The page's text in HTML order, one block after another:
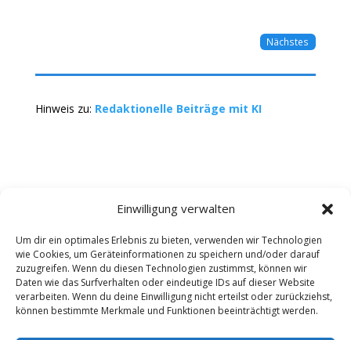
Einwilligung verwalten
Um dir ein optimales Erlebnis zu bieten, verwenden wir Technologien
wie Cookies, um Geräteinformationen zu speichern und/oder darauf
zuzugreifen. Wenn du diesen Technologien zustimmst, können wir
Daten wie das Surfverhalten oder eindeutige IDs auf dieser Website
verarbeiten. Wenn du deine Einwilligung nicht erteilst oder zurückziehst,
können bestimmte Merkmale und Funktionen beeinträchtigt werden.
Nächstes
Hinweis zu: Redaktionelle Beiträge mit KI
Kontakt Impressum
Datenschutz
Werbung buchen
AGB
Copyright 2025-2026 | Web24 Consulting AVO UG |
Alle Rechte vorbehalten *Werbehinweis: Die ist ein